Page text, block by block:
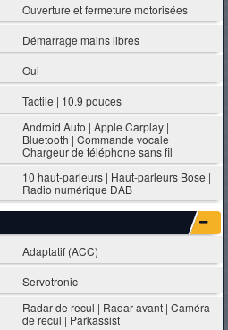
Ouverture et fermeture motorisées
Démarrage mains libres
Oui
Tactile | 10.9 pouces
Android Auto | Apple Carplay |
Bluetooth | Commande vocale |
Chargeur de téléphone sans fil
10 haut-parleurs | Haut-parleurs Bose |
Radio numérique DAB
Adaptatif (ACC)
Servotronic
Radar de recul | Radar avant | Caméra
de recul | Parkassist